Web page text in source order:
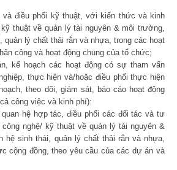
và điều phối kỹ thuật, với kiến thức và kinh
kỹ thuật về quản lý tài nguyên & môi trường,
quản lý chất thải rắn và nhựa, trong các hoạt
công và hoạt động chung của tổ chức;
kế hoạch các hoạt động có sự tham vấn
thực hiện và/hoặc điều phối thực hiện
theo dõi, giám sát, báo cáo hoạt động
công việc và kinh phí):
hệ hợp tác, điều phối các đối tác và tư
nghệ/ kỹ thuật về quản lý tài nguyên &
hệ sinh thái, quản lý chất thải rắn và nhựa,
cộng đồng, theo yêu cầu của các dự án và